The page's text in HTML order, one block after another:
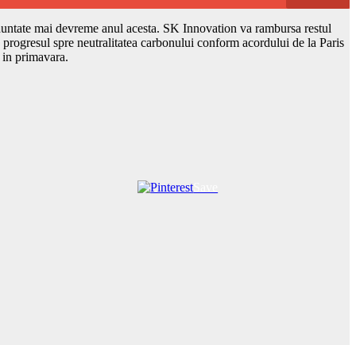
mai devreme anul acesta. SK Innovation va rambursa restul
spre neutralitatea carbonului conform acordului de la Paris
primavara.